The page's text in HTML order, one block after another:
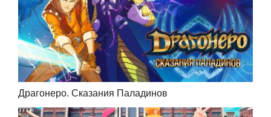
Драгонеро. Сказания Паладинов